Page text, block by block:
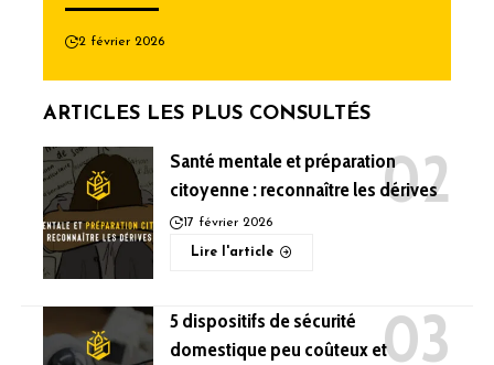
2 février 2026
ARTICLES LES PLUS CONSULTÉS
Santé mentale et préparation
citoyenne : reconnaître les dérives
17 février 2026
Lire l'article
5 dispositifs de sécurité
domestique peu coûteux et